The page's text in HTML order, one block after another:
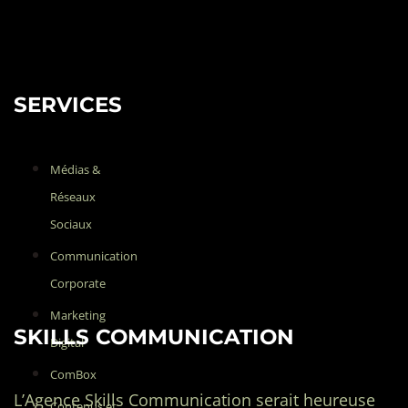
SERVICES
Médias &
Réseaux
Sociaux
Communication
Corporate
Marketing
Digital
ComBox
SKILLS COMMUNICATION
L’Agence Skills Communication serait heureuse